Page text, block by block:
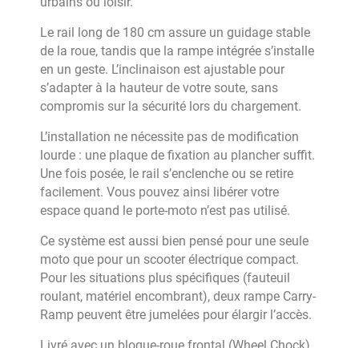
Le rail long de 180 cm assure un guidage stable
de la roue, tandis que la rampe intégrée s’installe
en un geste. L’inclinaison est ajustable pour
s’adapter à la hauteur de votre soute, sans
compromis sur la sécurité lors du chargement.
L’installation ne nécessite pas de modification
lourde : une plaque de fixation au plancher suffit.
Une fois posée, le rail s’enclenche ou se retire
facilement. Vous pouvez ainsi libérer votre
espace quand le porte-moto n’est pas utilisé.
Ce système est aussi bien pensé pour une seule
moto que pour un scooter électrique compact.
Pour les situations plus spécifiques (fauteuil
roulant, matériel encombrant), deux rampe Carry-
Ramp peuvent être jumelées pour élargir l’accès.